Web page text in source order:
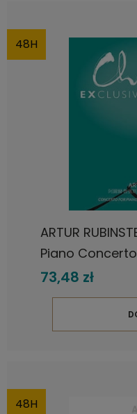
ARTUR
Piano Concerto
73,48 zł
48H
48H